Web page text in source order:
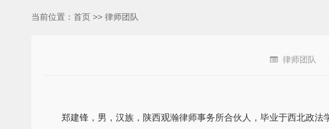
当前位置： 首页 >> 律师团队
律师团队
郑建锋，男，汉族，陕西观瀚律师事务所合伙人，毕业于西北政法